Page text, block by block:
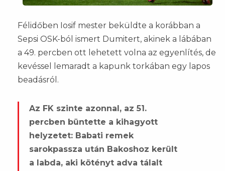
Félidőben Iosif mester beküldte a korábban a
Sepsi OSK-ból ismert Dumitert, akinek a lábában
a 49. percben ott lehetett volna az egyenlítés, de
kevéssel lemaradt a kapunk torkában egy lapos
beadásról.
Az FK szinte azonnal, az 51.
percben büntette a kihagyott
helyzetet: Babati remek
sarokpassza után Bakoshoz került
a labda, aki kötényt adva tálalt